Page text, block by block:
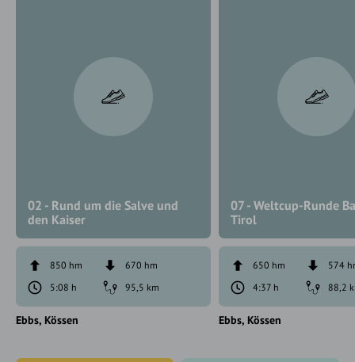
02 - Rund um die Salve und
den Kaiser
850 hm
670 hm
5:08 h
95,5 km
Ebbs Kössen
07 - Weltcup-Runde
Tirol
650 hm
574
4:37 h
88,2
Ebbs Kössen